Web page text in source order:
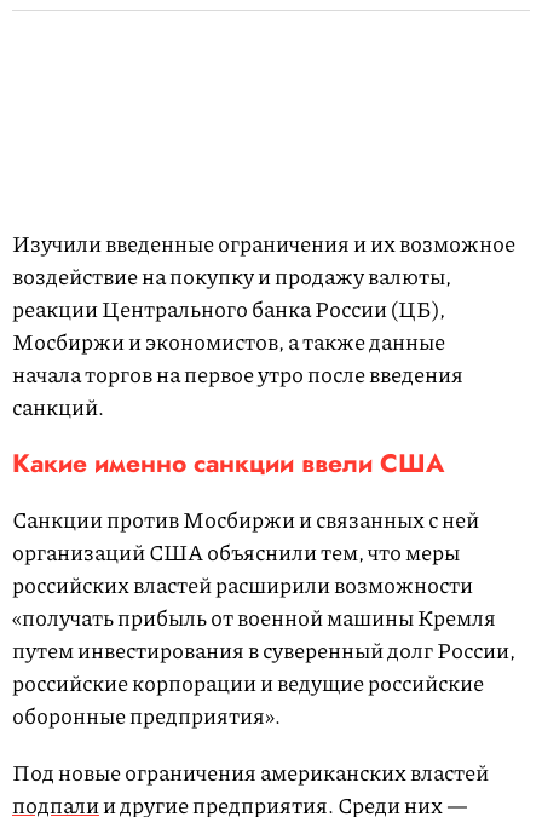
Изучили введенные ограничения и их возможное
воздействие на покупку и продажу валюты,
реакции Центрального банка России (ЦБ),
Мосбиржи и экономистов, а также данные
начала торгов на первое утро после введения
санкций.
Какие именно санкции ввели США
Санкции против Мосбиржи и связанных с ней
организаций США объяснили тем, что меры
российских властей расширили возможности
«получать прибыль от военной машины Кремля
путем инвестирования в суверенный долг России,
российские корпорации и ведущие российские
оборонные предприятия».
Под новые ограничения американских властей
подпалии другие предприятия. Среди них —